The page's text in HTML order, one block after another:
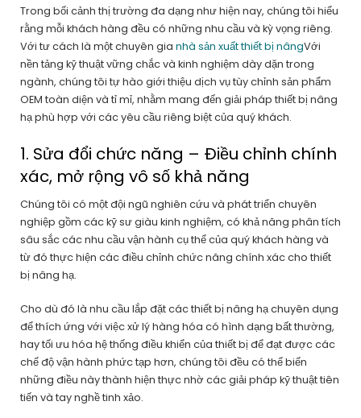
Trong bối cảnh thị trường đa dạng như hiện nay, chúng tôi hiểu
rằng mỗi khách hàng đều có những nhu cầu và kỳ vọng riêng.
Với tư cách là một chuyên gia nhà sản xuất thiết bị nângVới
nền tảng kỹ thuật vững chắc và kinh nghiệm dày dặn trong
ngành, chúng tôi tự hào giới thiệu dịch vụ tùy chỉnh sản phẩm
OEM toàn diện và tỉ mỉ, nhằm mang đến giải pháp thiết bị nâng
hạ phù hợp với các yêu cầu riêng biệt của quý khách.
1. Sửa đổi chức năng – Điều chỉnh chính
xác, mở rộng vô số khả năng
Chúng tôi có một đội ngũ nghiên cứu và phát triển chuyên
nghiệp gồm các kỹ sư giàu kinh nghiệm, có khả năng phân tích
sâu sắc các nhu cầu vận hành cụ thể của quý khách hàng và
từ đó thực hiện các điều chỉnh chức năng chính xác cho thiết
bị nâng hạ.
Cho dù đó là nhu cầu lắp đặt các thiết bị nâng hạ chuyên dụng
để thích ứng với việc xử lý hàng hóa có hình dạng bất thường,
hay tối ưu hóa hệ thống điều khiển của thiết bị để đạt được các
chế độ vận hành phức tạp hơn, chúng tôi đều có thể biến
những điều này thành hiện thực nhờ các giải pháp kỹ thuật tiên
tiến và tay nghề tinh xảo.